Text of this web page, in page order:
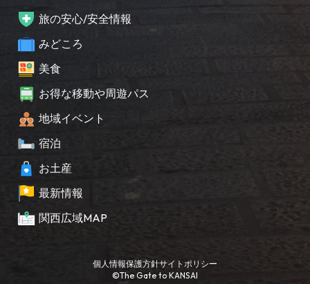
旅の安心/安全情報
みどころ
美食
お得な移動や周遊パス
地域イベント
宿泊
お土産
最新情報
関西広域MAP
©The Gate to KANSAI
個人情報保護方針サイトポリシー